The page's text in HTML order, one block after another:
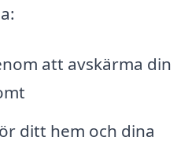
att avskärma din
ditt hem och dina